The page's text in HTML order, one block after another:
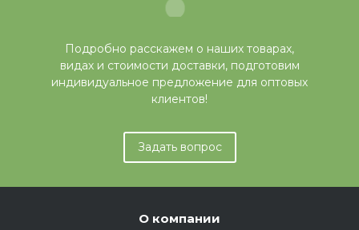
Подробно расскажем о наших товарах,
видах и стоимости доставки, подготовим
индивидуальное предложение для оптовых
клиентов!
Задать вопрос
О компании